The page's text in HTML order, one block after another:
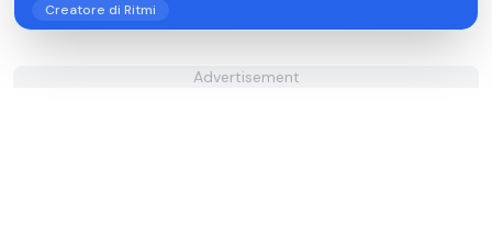
Creatore di Ritmi
Advertisement